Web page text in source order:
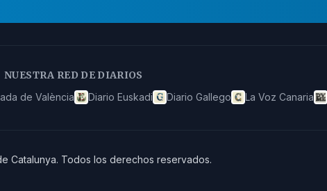
NUESTRA RED DE DIARIOS
de València Diario Euskadi Diario Gallego La Voz Canaria
Catalunya. Todos los derechos reservados.